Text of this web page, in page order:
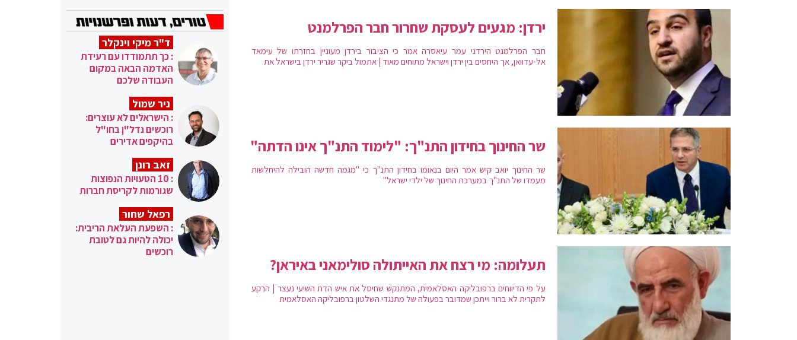
ירדן: מגעים לעסקת שחרור חבר הפרלמנט
חבר הפרלמנט הירדני עמר עיאסרה אמר כי הציבור בירדן מעוניין בחזרתו של עימאד
אל-עדוואן, אך היחסים בין ירדן וישראל מתוחים מאוד | אתמול ביקר שגריר ירדן בישראל את
שר החינוך בחידון התנ"ך: "לימוד התנ"ך אינו הדתה"
שר החינוך יואב קיש אמר היום בנאומו בחידון התנ"ך כי "מגמה חדשה הובילה להיחלשות
מעמדו של התנ"ך במערכת החינוך של ילדי ישראל"
תעלומה: מי רצח את האייתולה סולימאני באיראן?
על פי הדיווחים ברפובליקה האסלאמית, המתנקש שחיסל את איש הדת השיעי נעצר | הרקע
לתקרית לא ברור וייתכן שמדובר בפעולה של מתנגדי השלטון ברפובליקה האסלאמית
ד"ר מיקי וינקלר
: כך תתמודדו עם רעידת
האדמה הבאה במקום
העבודה שלכם
ניר שמול
: הישראלים לא עוצרים:
רוכשים נדל"ן בחו"ל
בהיקפים אדירים
זאב רונן
: 10 הטעויות הנפוצות
שגורמות לקריסת חברות
רפאל שחור
: השפעת העלאת הריבית:
יכולה להיות גם לטובת
רוכשים